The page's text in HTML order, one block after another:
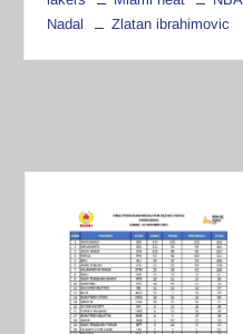
Nadal
Zlatan ibrahimovic